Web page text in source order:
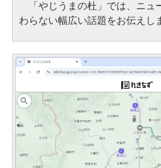
「やじうまの杜」では、ニュ
わらない幅広い話題をお伝えし